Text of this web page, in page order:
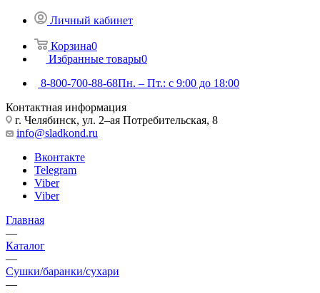
Личный кабинет
Корзина0
Избранные товары0
8-800-700-88-68Пн. – Пт.: с 9:00 до 18:00
Контактная информация
г. Челябинск, ул. 2–ая Потребительская, 8
info@sladkond.ru
Вконтакте
Telegram
Viber
Viber
Главная
—
Каталог
—
Сушки/баранки/сухари
—